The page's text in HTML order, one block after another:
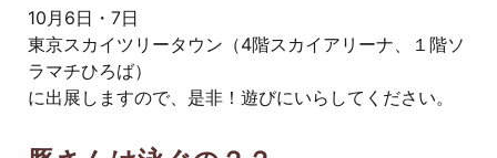
10月6日・7日
東京スカイツリータウン（4階スカイアリーナ、１階ソ
ラマチひろば）
に出展しますので、是非！遊びにいらしてください。